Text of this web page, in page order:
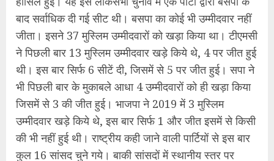
कुल 16 सांसद चुने गये। बाकी सांसदों में स्थानीय स्तर पर
स्वतंत्र और स्थानीय पार्टी से चुने गये। इस बार कुल बड़ी पार्टियों
की ओर से मुस्लिम उम्मीदवारों की संख्या 82 थी, 2019 में यह
115 और 2014 में 191 थी।
इन आंकड़ों को उसके ऐतिहासिक क्रम और पार्टियों के संदर्भ में
रखा जाये, तब ये बहुत कुछ कहते हैं। लोकसभा के चुनाव को
भारतीय संसदीय राजनीति की आत्मा कहा जाता है। इसमें भारत
की जनता को अंतिम निर्णायक माना जाता है और उसके वोट पैटर्न